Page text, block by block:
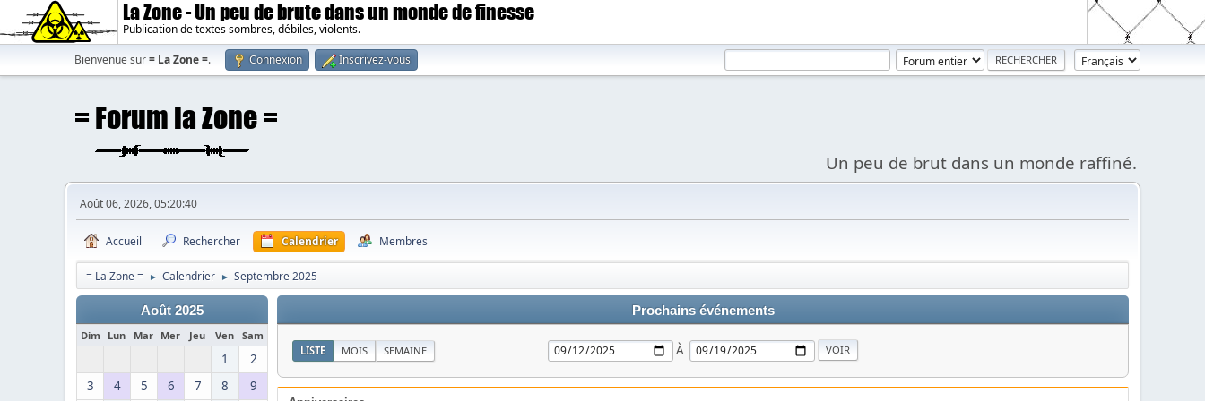
La Zone - Un peu de brute dans un monde de finesse
Publication de textes sombres, débiles, violents.
Bienvenue sur= La Zone =. Connexion Inscrivez-vous
Un peu de brut dans un monde raffiné.
Août 06, 2026, 05:20:40
Accueil Rechercher Calendrier Membres
= La Zone = ► Calendrier ► Septembre 2025
Août 2025
Dim Lun Mar Mer Jeu Ven Sam
1
2
3
4 5 6 7 8
9
Prochains événements
LISTE MOIS SEMAINE À